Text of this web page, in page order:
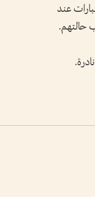
عند
حالتهم.